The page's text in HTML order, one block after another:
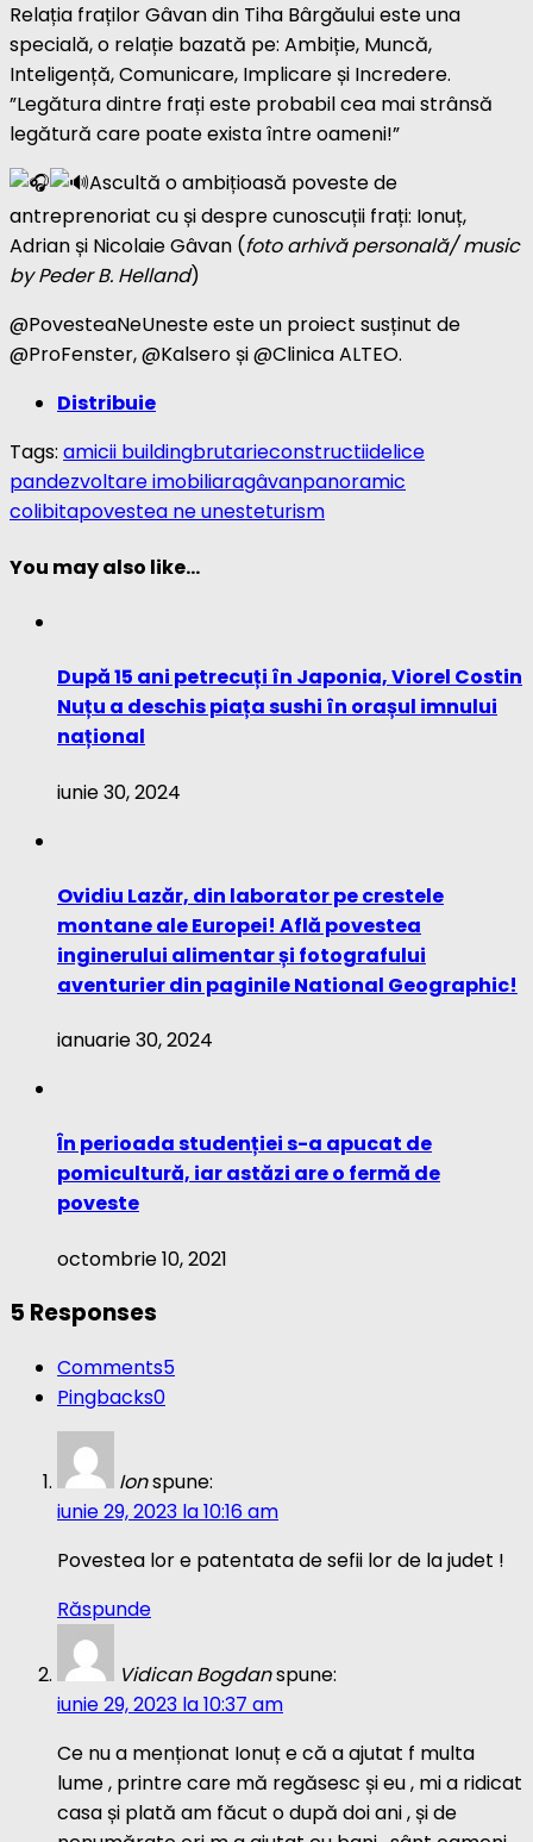
Relația fraților Gâvan din Tiha Bârgăului este una
specială, o relație bazată pe: Ambiție, Muncă,
Inteligență, Comunicare, Implicare și Incredere.
”Legătura dintre frați este probabil cea mai strânsă
legătură care poate exista între oameni!”
Ascultă o ambițioasă poveste de
antreprenoriat cu și despre cunoscuții frați: Ionuț,
Adrian și Nicolaie Gâvan (foto arhivă personală/ music
by Peder B. Helland)
@PovesteaNeUneste este un proiect susținut de
@ProFenster, @Kalsero și @Clinica ALTEO.
Distribuie
Tags: amicii buildingbrutarieconstructiidelice
pandezvoltare imobiliaragâvanpanoramic
colibitapovestea ne unesteturism
You may also like...
După 15 ani petrecuți în Japonia, Viorel Costin
Nuțu a deschis piața sushi în orașul imnului
național
iunie 30, 2024
Ovidiu Lazăr, din laborator pe crestele
montane ale Europei! Află povestea
inginerului alimentar și fotografului
aventurier din paginile National Geographic!
ianuarie 30, 2024
În perioada studenției s-a apucat de
pomicultură, iar astăzi are o fermă de
poveste
octombrie 10, 2021
5 Responses
Comments5
Pingbacks0
Ionspune:
iunie 29, 2023 la 10:16 am
Povestea lor e patentata de sefii lor de la judet !
Răspunde
Vidican Bogdanspune:
iunie 29, 2023 la 10:37 am
Ce nu a menționat Ionuț e că a ajutat f multa
lume , printre care mă regăsesc și eu , mi a ridicat
casa și plată am făcut o după doi ani , și de